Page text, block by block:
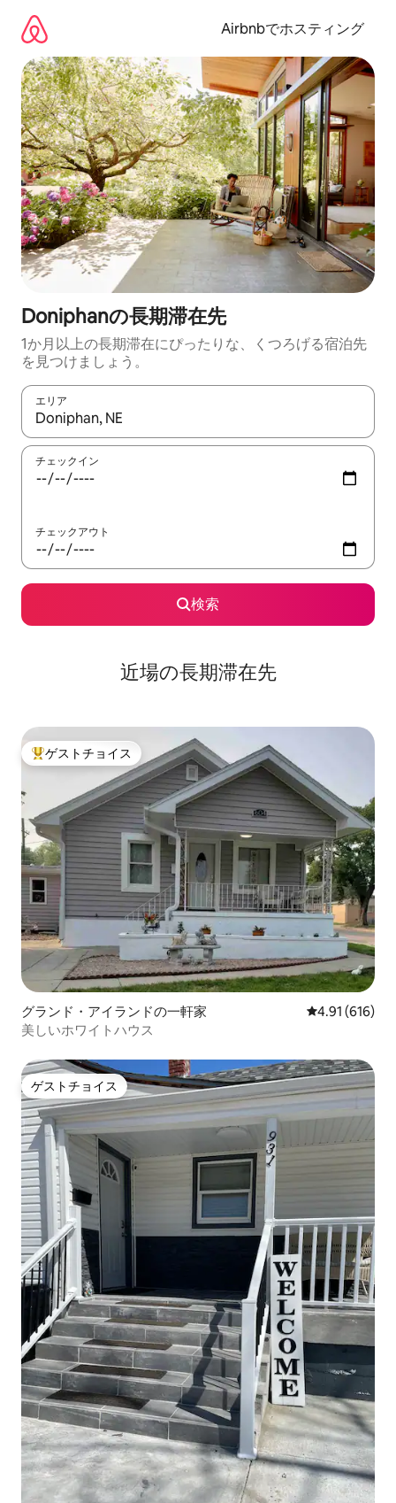
Airbnbでホスティング
Doniphanの長期滞在先
1か月以上の長期滞在にぴったりな、くつろげる宿泊先
を見つけましょう。
エリア
検索結果が表示されたら、上下の矢印キーを使って移動するか
チェックイン
チェックアウト
検索
近場の長期滞在先
大好評のゲストチョイスです。
ゲストチョイス
グランド・アイランドの一軒家 レビュー616
4.91 (616)
美しいホワイトハウス
ゲストチョイス
ゲストチョイス